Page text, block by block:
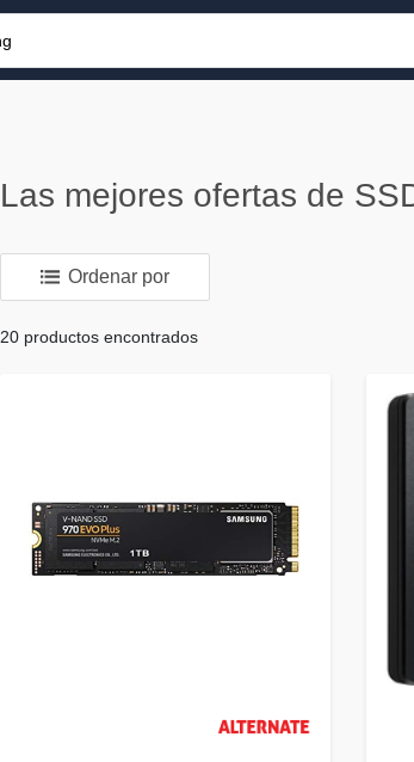
Las mejores ofertas de
Ordenar por
20 productos encontrados